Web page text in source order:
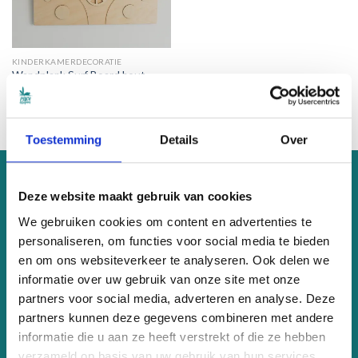
Toestemming Details Over
Deze website maakt gebruik van cookies
We gebruiken cookies om content en advertenties te
personaliseren, om functies voor social media te bieden
en om ons websiteverkeer te analyseren. Ook delen we
informatie over uw gebruik van onze site met onze
partners voor social media, adverteren en analyse. Deze
partners kunnen deze gegevens combineren met andere
informatie die u aan ze heeft verstrekt of die ze hebben
KINDERKAMERDECORATIE
Wandplank Surf Board hout
59.00
€59.00.€39.95.
PeaceSleepers maakt hippe en duurzame kinder-items die
een bijdrage leveren aan een betere wereld. Wil je weten hoe?
Klik dan hier
KVK 81899815
BTW nr. NL003622206B76
Eenkoorn 42, Haren